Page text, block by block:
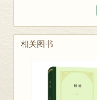
相关图书